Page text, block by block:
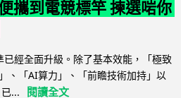
攜到電競標竿 揀選啱你
經全面升級。除了基本效能，「極致
、「AI算力」、「前瞻技術加持」以
...
閱讀全文